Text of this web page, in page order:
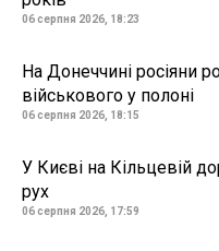
06 серпня 2026, 18:23
На Донеччині росіяни
військового у полоні
06 серпня 2026, 18:15
У Києві на Кільцевій
рух
06 серпня 2026, 17:59